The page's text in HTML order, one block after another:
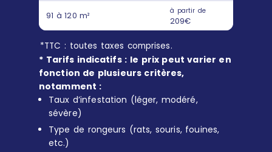
91 à 120 m² à partir de
209€
*TTC : toutes taxes comprises.
* Tarifs indicatifs : le prix peut varier en
fonction de plusieurs critères,
notamment :
Taux d’infestation (léger, modéré,
sévère)
Type de rongeurs (rats, souris, fouines,
etc.)